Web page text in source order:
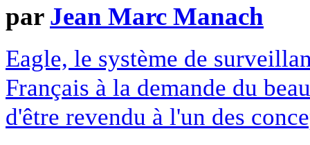
par Jean Marc Manach
Eagle, le système de
Français à la demande du
d'être revendu à l'un des